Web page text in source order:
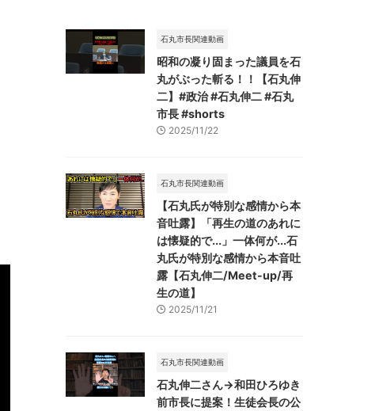
石丸市長関連動画
昭和の凝り固まった議員を石
丸がぶった斬る！！【石丸伸
二】#政治 #石丸伸二 #石丸
市長 #shorts
2025/11/22
石丸市長関連動画
【石丸氏が特別な感情から本
音吐露】「再生の道のあれに
は懐疑的で...」一体何が...石
丸氏が特別な感情から本音吐
露【石丸伸二/Meet-up/再
生の道】
2025/11/21
石丸市長関連動画
石丸伸二さん→和田ひろゆき
前市長に提案！生徒会長の公